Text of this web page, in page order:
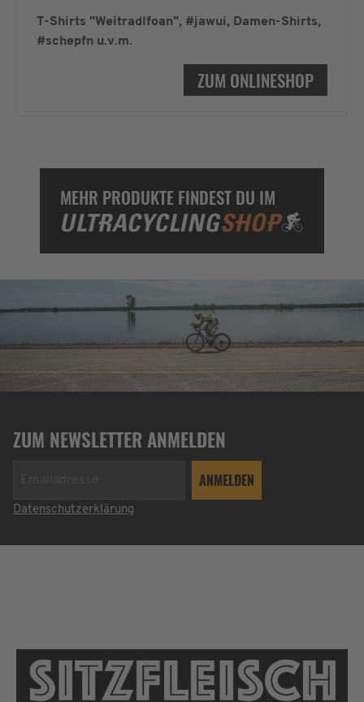
T-Shirts "Weitradlfoan", #jawui, Damen-Shirts,
#schepfn u.v.m.
ZUM ONLINESHOP
MEHR PRODUKTE FINDEST DU IM
ZUM NEWSLETTER ANMELDEN
Datenschutzerklärung